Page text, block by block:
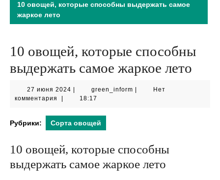
10 овощей, которые способны выдержать самое
жаркое лето
10 овощей, которые способны
выдержать самое жаркое лето
27 июня 2024 27
июня
green_informgreen_inform
Нет
комментария
18:17
Рубрики: Сорта овощей
10 овощей, которые способны
выдержать самое жаркое лето